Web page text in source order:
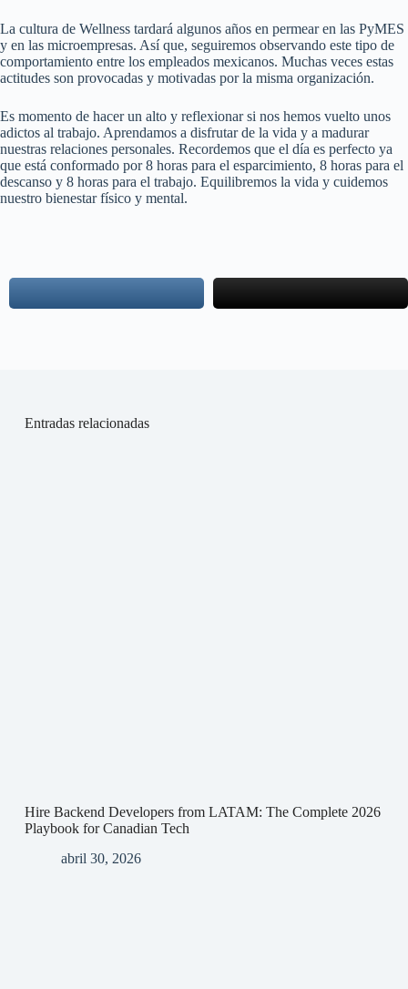
La cultura de Wellness tardará algunos años en permear en las PyMES
y en las microempresas. Así que, seguiremos observando este tipo de
comportamiento entre los empleados mexicanos. Muchas veces estas
actitudes son provocadas y motivadas por la misma organización.
Es momento de hacer un alto y reflexionar si nos hemos vuelto unos
adictos al trabajo. Aprendamos a disfrutar de la vida y a madurar
nuestras relaciones personales. Recordemos que el día es perfecto ya
que está conformado por 8 horas para el esparcimiento, 8 horas para el
descanso y 8 horas para el trabajo. Equilibremos la vida y cuidemos
nuestro bienestar físico y mental.
Entradas relacionadas
Hire Backend Developers from LATAM: The Complete 2026
Playbook for Canadian Tech
abril 30, 2026